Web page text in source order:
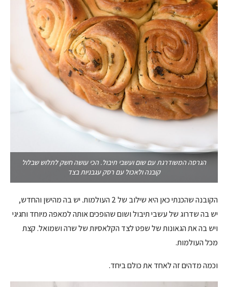
הגרסה המשודרגת עם שום ועשבי תיבול. הכי עושה חשק לתלוש שבלול
קובנה ולאכול עם רסק עגבניות בצד
הקובנה שהכנתי כאן היא שילוב של 2 העולמות. יש בה מהישן והחדש,
יש בה שדרוג של עשבי תיבול ושום שהופכים אותה למאפה מיוחד וחגיגי
ויש בה את הגאונות של שפט לצד הקלאסיות של שרה ושמואל. קצת
מכל העולמות.
וכמה מדהים זה לאחד את כולם ביחד.